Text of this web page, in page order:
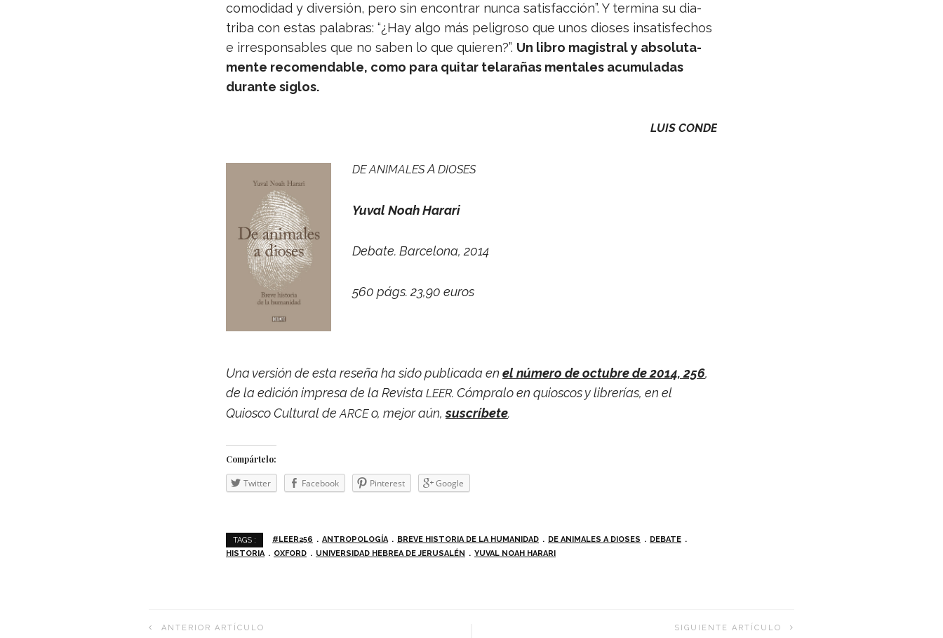
como­di­dad y diver­sión, pero sin encon­trar nunca satis­fac­ción”. Y ter­mina su dia­
triba con estas pala­bras: “¿Hay algo más peli­groso que unos dio­ses insa­tis­fe­chos
e irres­pon­sa­bles que no saben lo que quie­ren?”. Un libro magis­tral y abso­lu­ta­
mente reco­men­da­ble, como para qui­tar tela­ra­ñas men­ta­les acu­mu­la­das
durante siglos.
LUIS CONDE
DE ANIMALESA DIOSES
Yuval Noah Harari
Debate. Bar­ce­lona, 2014
560 págs. 23,90 euros
Una ver­sión de esta reseña ha sido publi­cada en el número de octu­bre de 2014, 256,
de la edi­ción impresa de la Revista LEER. Cóm­pralo en quios­cos y libre­rías, en el
Quiosco Cul­tu­ral de ARCEo, mejor aún,sus­crí­bete.
Com­pár­telo:
Twit­ter Face­book Pin­te­rest Goo­gle
TAGS : #LEER256 ANTROPOLOGÍA BREVE HISTORIA DE LA HUMANIDAD DE ANIMALES A DIOSES
DEBATE
HISTORIA
OXFORD UNIVERSIDAD HEBREA DE JERUSALÉN YUVAL NOAH HARARI
ANTERIOR ARTÍCULO SIGUIENTE ARTÍCULO